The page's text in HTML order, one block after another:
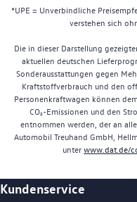
*UPE = Unverbindliche
verstehen sich
Die in dieser Darstellung
aktuellen deutschen
Sonderausstattungen gegen
Kraftstoffverbrauch und den
Personenkraftwagen können
CO₂-Emissionen und den
entnommen werden, der an
Automobil Treuhand GmbH,
unterwww.dat.de/
Footer Teaser
Kundenservice